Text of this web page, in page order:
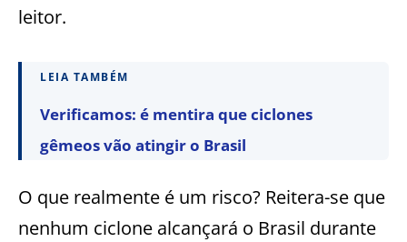
leitor.
LEIA TAMBÉM
Verificamos: é mentira que ciclones
gêmeos vão atingir o Brasil
O que realmente é um risco? Reitera-se que
nenhum ciclone alcançará o Brasil durante